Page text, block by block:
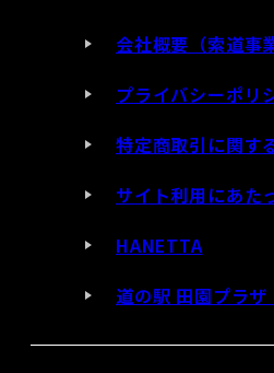
会社概要（索道事
プライバシーポリ
特定商取引に関す
サイト利用にあた
HANETTA
道の駅 田園プラザ